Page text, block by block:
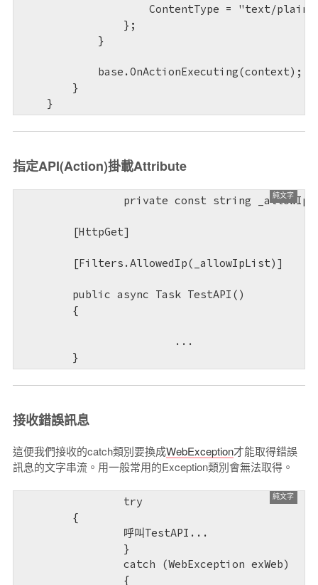
ContentType = "text/
                };
            }
            base.OnActionExecuting(context);
        }
    }
指定API(Action)掛載Attribute
        [HttpGet]
        [Filters.AllowedIp(_allowIpList)]
        public async Task TestAPI()
        {
        }
接收錯誤訊息
這便我們接收的catch類別要換成WebException才能取得錯誤
訊息的文字串流。用一般常用的Exception類別會無法取得。
        {